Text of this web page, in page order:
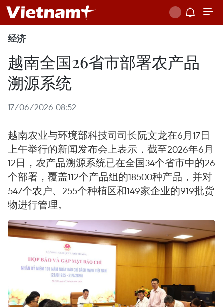
经济
越南全国26省市部署农产品
溯源系统
17/06/2026 08:52
越南农业与环境部科技司司长阮文龙在6月17日
上午举行的新闻发布会上表示，截至2026年6月
12日，农产品溯源系统已在全国34个省市中的26
个部署，覆盖112个产品组的18500种产品，并对
547个农户、255个种植区和149家企业的919批货
物进行管理。